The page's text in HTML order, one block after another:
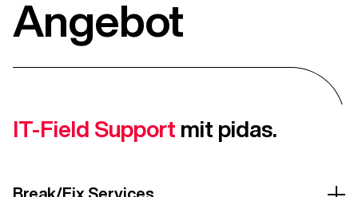
Angebot
IT-Field Support mit pidas.
Break/Fix Services